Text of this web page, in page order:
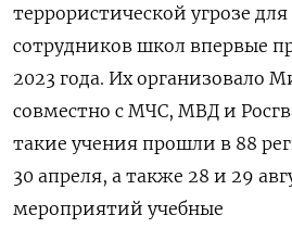
террористической угрозе
сотрудников школ впервые
2023 года. Их организовало
совместно с МЧС, МВД и
такие учения прошли в 88
30 апреля, а также 28 и 29
мероприятий учебные